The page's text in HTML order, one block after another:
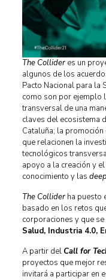
The Collideres un
algunos de los
Pacto Nacional para la
como son por ejemplo
transversal de una
claves del ecosistema
Cataluña; la
que relacionen la
tecnológicos
apoyo a la creación y
conocimiento y las
The Colliderha puesto
basado en los retos
corporaciones y que
Salud, Industria 4.0,
A partir del Call for
proyectos que mejor
invitará a participar en